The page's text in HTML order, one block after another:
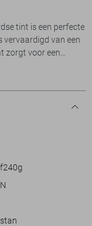
tint is een perfecte
vervaardigd van een
zorgt voor een
ribstructuur en
toe, zonder te
tijd als voor een
spijkerbroek voor
rok voor een meer
altijd een trendy